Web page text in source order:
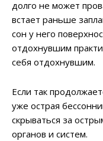
долго не может
встает раньше
сон у него
отдохнувшим
себя отдохнувшим.
Если так
уже острая
скрываться за
органов и систем.